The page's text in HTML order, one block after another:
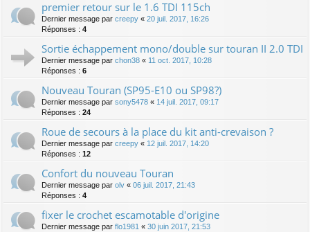
premier retour sur le 1.6 TDI 115ch
Dernier message par creepy « 20 juil. 2017, 16:26
Réponses : 4
Sortie échappement mono/double sur touran II 2.0 TDI
Dernier message par chon38 « 11 oct. 2017, 10:28
Réponses : 6
Nouveau Touran (SP95-E10 ou SP98?)
Dernier message par sony5478 « 14 juil. 2017, 09:17
Réponses : 24
Roue de secours à la place du kit anti-crevaison ?
Dernier message par creepy « 12 juil. 2017, 14:20
Réponses : 12
Confort du nouveau Touran
Dernier message par olv « 06 juil. 2017, 21:43
Réponses : 4
fixer le crochet escamotable d'origine
Dernier message par flo1981 « 30 juin 2017, 21:53